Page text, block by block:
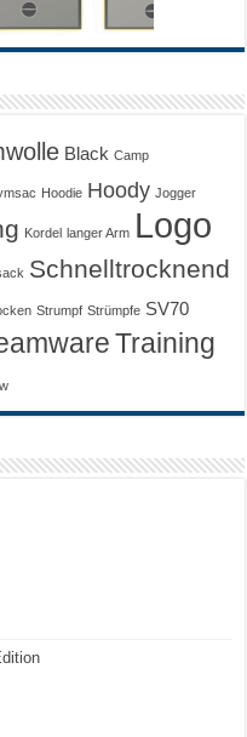
Black Camp
Hoodie Hoody Jogger
Kordel langer Arm Logo
Schnelltrocknend
Strumpf Strümpfe SV70
Training